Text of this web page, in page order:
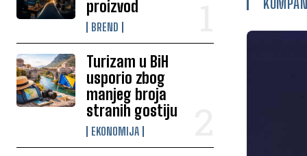
proizvod
BREND
Turizam u BiH
usporio zbog
manjeg broja
stranih gostiju
EKONOMIJA